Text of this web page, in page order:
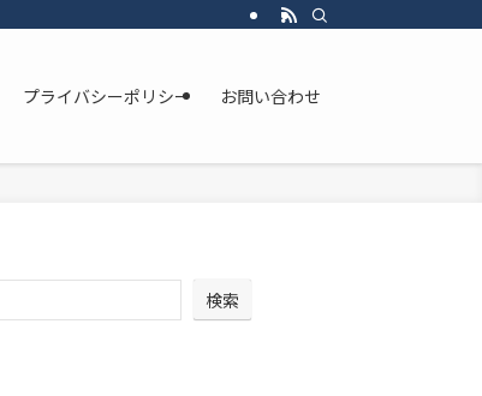
プライバシーポリシー お問い合わせ
検索